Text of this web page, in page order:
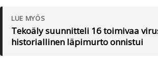
LUE MYÖS
Tekoäly suunnitteli 16 toimivaa
historiallinen läpimurto onnistui